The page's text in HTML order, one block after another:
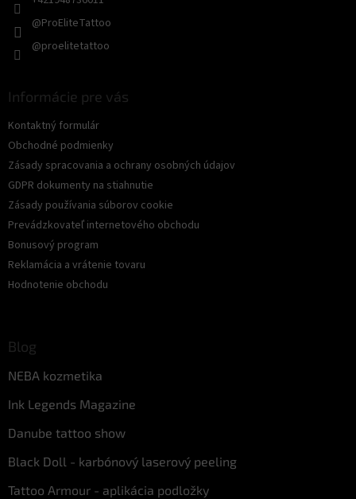
@ProEliteTattoo
@proelitetattoo
Informácie pre vás
Kontaktný formulár
Obchodné podmienky
Zásady spracovania a ochrany osobných údajov
GDPR dokumenty na stiahnutie
Zásady používania súborov cookie
Prevádzkovateľ internetového obchodu
Bonusový program
Reklamácia a vrátenie tovaru
Hodnotenie obchodu
Blog
NEBA kozmetika
Ink Legends Magazine
Danube tattoo show
Black Doll - karbónový laserový peeling
Tattoo Armour - aplikácia podložky